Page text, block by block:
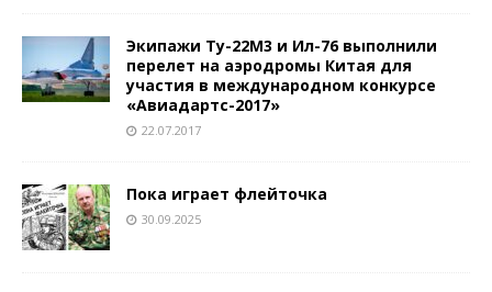
Экипажи Ту-22М3 и Ил-76 выполнили
перелет на аэродромы Китая для
участия в международном конкурсе
«Авиадартс-2017»
22.07.2017
Пока играет флейточка
30.09.2025